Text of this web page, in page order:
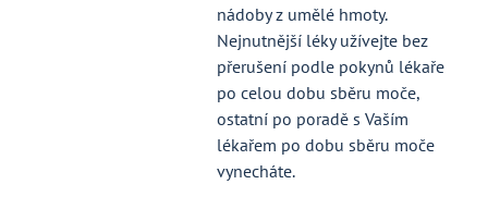
nádoby z umělé hmoty.
Nejnutnější léky užívejte bez
přerušení podle pokynů lékaře
po celou dobu sběru moče,
ostatní po poradě s Vaším
lékařem po dobu sběru moče
vynecháte.